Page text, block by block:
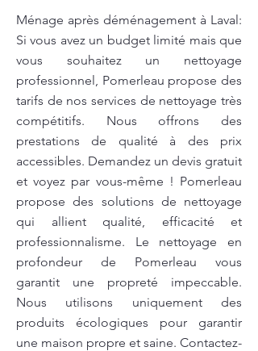
Ménage après déménagement à Laval:
Si vous avez un budget limité mais que
vous souhaitez un nettoyage
professionnel, Pomerleau propose des
tarifs de nos services de nettoyage très
compétitifs. Nous offrons des
prestations de qualité à des prix
accessibles. Demandez un devis gratuit
et voyez par vous-même ! Pomerleau
propose des solutions de nettoyage
qui allient qualité, efficacité et
professionnalisme. Le nettoyage en
profondeur de Pomerleau vous
garantit une propreté impeccable.
Nous utilisons uniquement des
produits écologiques pour garantir
une maison propre et saine. Contactez-